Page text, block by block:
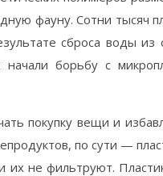
фауну. Сотни тысяч
сброса воды из
борьбу с
покупку вещи и
по сути —
не фильтруют.